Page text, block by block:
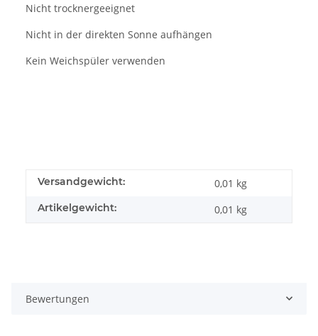
Nicht trocknergeeignet
Nicht in der direkten Sonne aufhängen
Kein Weichspüler verwenden
Versandgewicht: 0,01 kg
Artikelgewicht: 0,01 kg
Bewertungen